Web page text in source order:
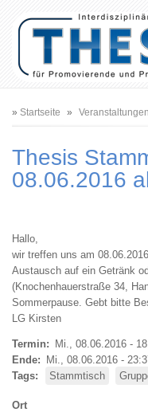
Pfadnavigation
Startseite Veranstaltungen
Thesis
08.06.2016
Hallo,
wir treffen uns am
Austausch auf ein Getränk
(Knochenhauerstraße 34,
Sommerpause. Gebt bitte
LG Kirsten
Termin
Mi., 08.06.2016 -
Ende
Mi., 08.06.2016 -
Tags
Stammtisch
Ort